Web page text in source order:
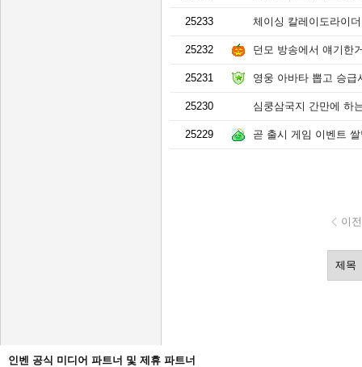
25233 체이싱 칼레이도라이
25232 던모 방송에서 얘기한
25231 영웅 아바타 뽑고 승급서 받
25230 심쿵삼국지 간만에 하
25229 곧 출시 게임 이벤트
이전
인벤 공식 미디어 파트너 및 제휴 파트너